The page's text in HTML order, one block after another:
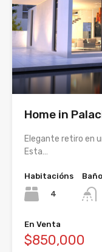
Home in
Elegante retiro en
Esta…
Habitacións
4
En Venta
$850,000